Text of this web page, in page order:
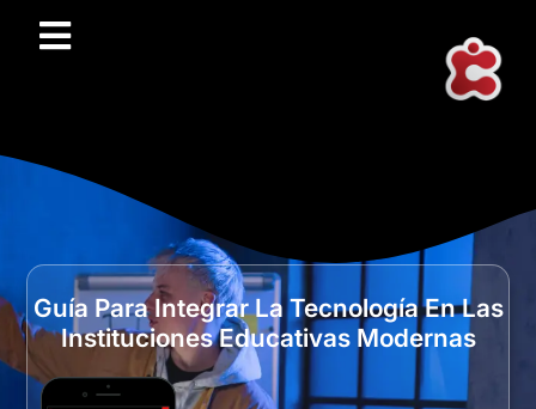
Guía Para Integrar La Tecnología En Las
Instituciones Educativas Modernas